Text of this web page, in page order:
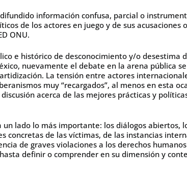
información confusa, parcial o
de los actores en juego y de sus acusaciones
ONU.
e histórico de desconocimiento y/o desestima
nuevamente el debate en la arena pública
La tensión entre actores
muy “recargados”, al menos en esta
acerca de las mejores prácticas y
un lado lo más importante: los diálogos abiertos,
concretas de las víctimas, de las instancias
de graves violaciones a los derechos
definir o comprender en su dimensión y